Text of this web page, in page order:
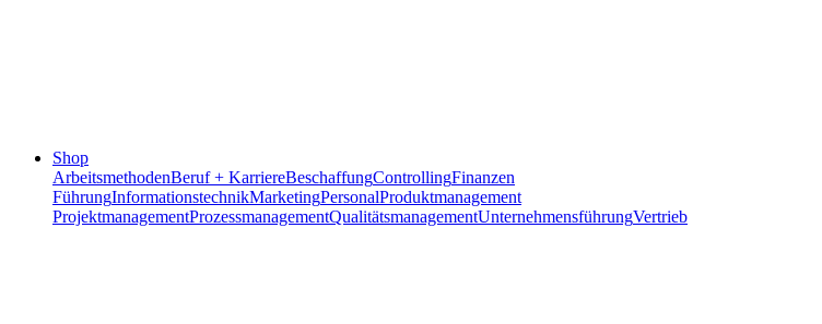
Shop
ArbeitsmethodenBeruf + KarriereBeschaffungControllingFinanzen
FührungInformationstechnikMarketingPersonalProduktmanagement
ProjektmanagementProzessmanagementQualitätsmanagementUnternehmensführungVertrieb